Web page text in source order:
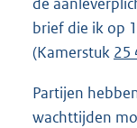
brief die ik op
(Kamerstuk 25
Partijen
wachttijden